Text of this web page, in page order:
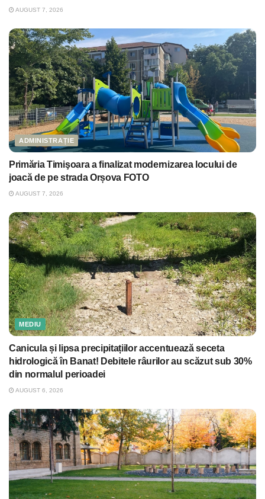
AUGUST 7, 2026
ADMINISTRAȚIE
Primăria Timişoara a finalizat modernizarea locului de
joacă de pe strada Orșova FOTO
AUGUST 7, 2026
MEDIU
Canicula și lipsa precipitațiilor accentuează seceta
hidrologică în Banat! Debitele râurilor au scăzut sub 30%
din normalul perioadei
AUGUST 6, 2026